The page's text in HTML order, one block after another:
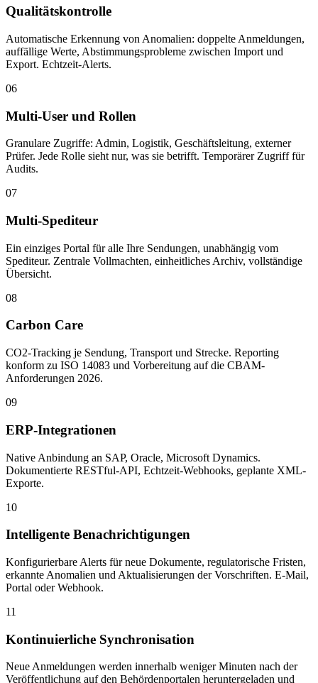
Qualitätskontrolle
Automatische Erkennung von Anomalien: doppelte Anmeldungen,
auffällige Werte, Abstimmungsprobleme zwischen Import und
Export. Echtzeit-Alerts.
06
Multi-User und Rollen
Granulare Zugriffe: Admin, Logistik, Geschäftsleitung, externer
Prüfer. Jede Rolle sieht nur, was sie betrifft. Temporärer Zugriff für
Audits.
07
Multi-Spediteur
Ein einziges Portal für alle Ihre Sendungen, unabhängig vom
Spediteur. Zentrale Vollmachten, einheitliches Archiv, vollständige
Übersicht.
08
Carbon Care
CO2-Tracking je Sendung, Transport und Strecke. Reporting
konform zu ISO 14083 und Vorbereitung auf die CBAM-
Anforderungen 2026.
09
ERP-Integrationen
Native Anbindung an SAP, Oracle, Microsoft Dynamics.
Dokumentierte RESTful-API, Echtzeit-Webhooks, geplante XML-
Exporte.
10
Intelligente Benachrichtigungen
Konfigurierbare Alerts für neue Dokumente, regulatorische Fristen,
erkannte Anomalien und Aktualisierungen der Vorschriften. E-Mail,
Portal oder Webhook.
11
Kontinuierliche Synchronisation
Neue Anmeldungen werden innerhalb weniger Minuten nach der
Veröffentlichung auf den Behördenportalen heruntergeladen und